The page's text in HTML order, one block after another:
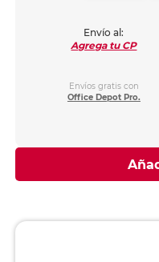
Envío al:
Agrega tu CP
Envíos gratis con
Office Depot Pro.